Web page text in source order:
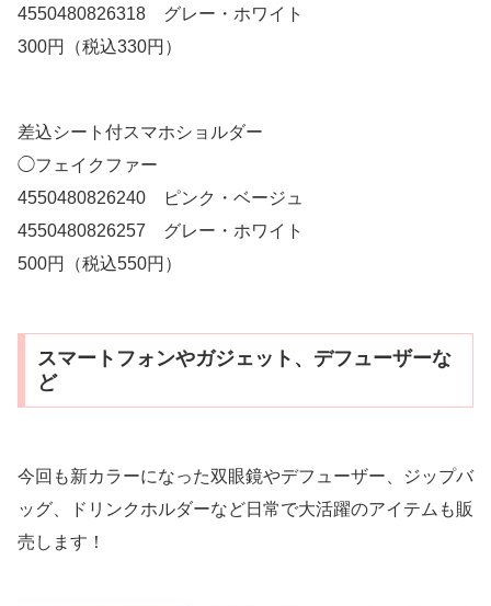
4550480826318 グレー・ホワイト
300円（税込330円）
差込シート付スマホショルダー
◯フェイクファー
4550480826240 ピンク・ベージュ
4550480826257 グレー・ホワイト
500円（税込550円）
スマートフォンやガジェット、デフューザーな
ど
今回も新カラーになった双眼鏡やデフューザー、ジップバ
ッグ、ドリンクホルダーなど日常で大活躍のアイテムも販
売します！